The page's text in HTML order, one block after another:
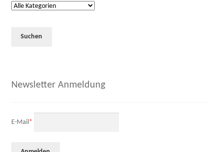
Newsletter Anmeldung
E-Mail *